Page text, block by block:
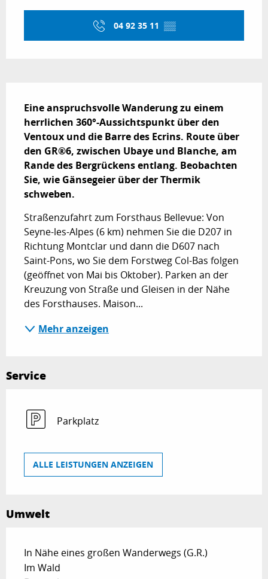
04 92 35 11 ▒▒
Eine anspruchsvolle Wanderung zu einem
herrlichen 360°-Aussichtspunkt über den
Ventoux und die Barre des Ecrins. Route über
den GR®6, zwischen Ubaye und Blanche, am
Rande des Bergrückens entlang. Beobachten
Sie, wie Gänsegeier über der Thermik
schweben.
Straßenzufahrt zum Forsthaus Bellevue: Von
Seyne-les-Alpes (6 km) nehmen Sie die D207 in
Richtung Montclar und dann die D607 nach
Saint-Pons, wo Sie dem Forstweg Col-Bas folgen
(geöffnet von Mai bis Oktober). Parken an der
Kreuzung von Straße und Gleisen in der Nähe
des Forsthauses. Maison...
Mehr anzeigen
Service
Parkplatz
ALLE LEISTUNGEN ANZEIGEN
Umwelt
In Nähe eines großen Wanderwegs (G.R.)
Im Wald